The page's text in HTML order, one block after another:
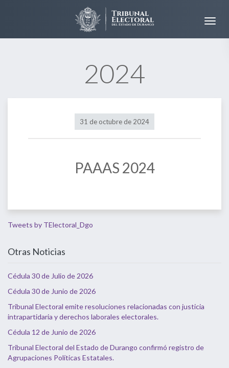
2024
31 de octubre de 2024
PAAAS 2024
Tweets by TElectoral_Dgo
Otras Noticias
Cédula 30 de Julio de 2026
Cédula 30 de Junio de 2026
Tribunal Electoral emite resoluciones relacionadas con justicia
intrapartidaria y derechos laborales electorales.
Cédula 12 de Junio de 2026
Tribunal Electoral del Estado de Durango confirmó registro de
Agrupaciones Políticas Estatales.